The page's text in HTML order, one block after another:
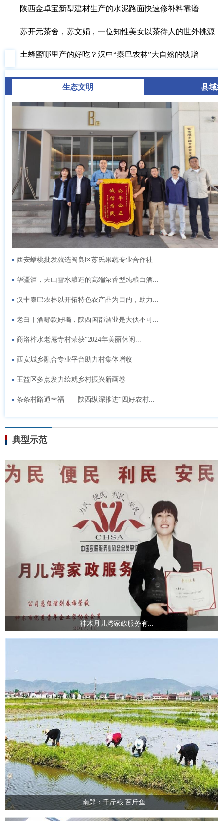
陕西金卓宝新型建材生产的水泥路面快速修补料靠谱
苏开元茶舍，苏文娟，一位知性美女以茶待人的世外桃源
土蜂蜜哪里产的好吃？汉中“秦巴农林”大自然的馈赠
生态文明 县
西安蟠桃批发就选阎良区苏氏果蔬专业合作社
华疆酒，天山雪水酿造的高端浓香型纯粮白酒...
汉中秦巴农林以开拓特色农产品为目的，助力...
老白干酒哪款好喝，陕西国郡酒业是大伙不可...
商洛柞水老庵寺村荣获“2024年美丽休闲...
西安城乡融合专业平台助力村集体增收
王益区多点发力绘就乡村振兴新画卷
条条村路通幸福——陕西纵深推进“四好农村...
典型示范
神木月儿湾家政服务有...
南郑：千斤粮 百斤鱼...